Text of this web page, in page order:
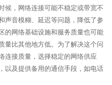
候，网络连接可能不稳定或带宽不
声音模糊、延迟等问题，降低了参
的网络基础设施和服务质量也可能
量比其他地方低。为了解决这个问
连接质量，选择稳定的网络供应
以及提供备用的通信手段，如电话